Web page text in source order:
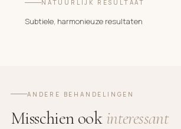
NATUURLIJK RESULTAAT
Subtiele, harmonieuze resultaten
ANDERE BEHANDELINGEN
Misschien ook interessant